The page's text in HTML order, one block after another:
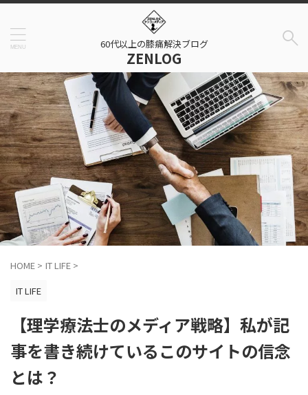
60代以上の膝痛解決ブログ
ZENLOG
HOME > IT LIFE >
IT LIFE
【理学療法士のメディア戦略】私が記
事を書き続けているこのサイトの信念
とは？